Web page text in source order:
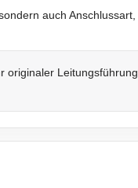
auch
originaler